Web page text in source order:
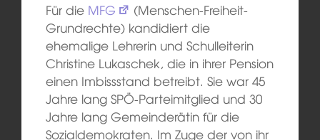
Für die MFG
(Menschen-Freiheit-
Grundrechte) kandidiert die
ehemalige Lehrerin und Schulleiterin
Christine Lukaschek, die in ihrer Pension
einen Imbissstand betreibt. Sie war 45
Jahre lang SPÖ-Parteimitglied und 30
Jahre lang Gemeinderätin für die
Sozialdemokraten. Im Zuge der von ihr